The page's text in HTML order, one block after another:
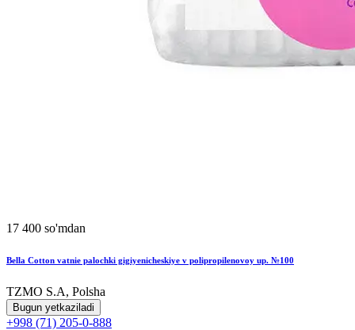
17 400 so'mdan
Bella Cotton vatnie palochki gigiyenicheskiye v polipropilenovoy up. №100
TZMO S.A, Polsha
Bugun yetkaziladi
+998 (71) 205-0-888